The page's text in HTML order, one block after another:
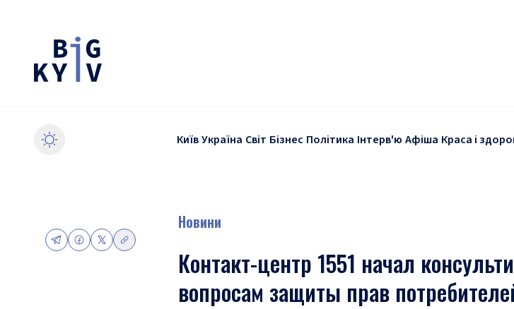
КиївУкраїна Світ Бізнес Політика Інтерв'ю Афіша Краса і
Новини
Контакт-центр 1551 начал
вопросам защиты прав